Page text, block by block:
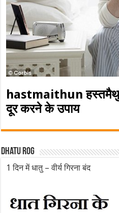
hastmaithun
दूर करने के उपाय
Dhatu rog
1 दिन में धातु – वीर्य गिरना बंद